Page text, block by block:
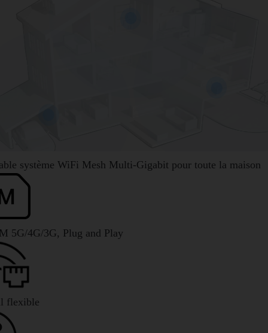
système WiFi Mesh Multi-Gigabit pour toute la maison
5G/4G/3G, Plug and Play
flexible